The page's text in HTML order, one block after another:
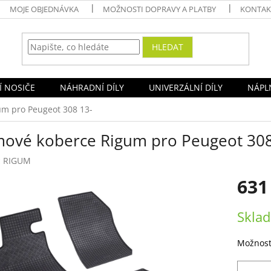
MOJE OBJEDNÁVKA MOŽNOSTI DOPRAVY A PLATBY
HLEDAT
NOSIČE NÁHRADNÍ DÍLY UNIVERZÁLNÍ DÍLY
pro Peugeot 308 13-
koberce Rigum pro Peugeot
RIGUM
cena: